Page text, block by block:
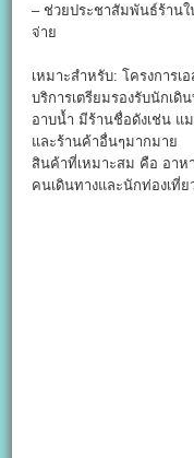
– ช่วยประชาสัมพันธ์ร้านใ
จ่าย
เหมาะสำหรับ: โครงการ
บริการเตรียมรองรับนักเ
อาบน้ำ มีร้านชื่อดังเช่น แ
และร้านค้าอื่นๆมากมาย
สินค้าที่เหมาะสม คือ อา
คนเดินทางและนักท่องเที่ย